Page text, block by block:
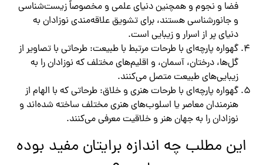
فضا و نجوم و همچنین دنیای علمی و مخصوصاً زیست‌شناسی
و جانورشناسی هستند، برای تشویق علاقه‌مندی نوزادان به
دنیای پر از اسرار و زیبایی است.
گهواره پارچه‌ای با طرحات مرتبط با طبیعت: طرحاتی با تصاویر از
گل‌ها، درختان، آسمان، و اقلیم‌های مختلف که نوزادان را به
زیبایی‌های طبیعت متصل می‌کنند.
گهواره پارچه‌ای با طرحات هنری و خلاق: طرحاتی که با الهام از
هنرمندان معاصر یا اسلوب‌های هنری مختلف ساخته شده‌اند و
نوزادان را به جهان هنر و خلاقیت معرفی می‌کنند.
این مطلب چه اندازه برایتان مفید بوده